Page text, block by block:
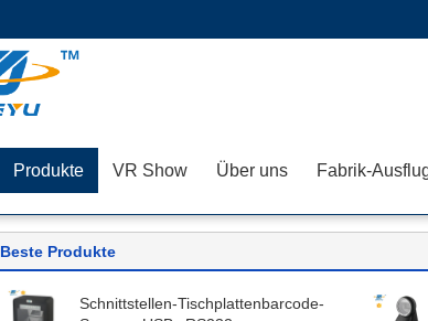
Produkte VR Show Über uns Fabrik-
Beste Produkte
Schnittstellen-Tischplattenbarcode-